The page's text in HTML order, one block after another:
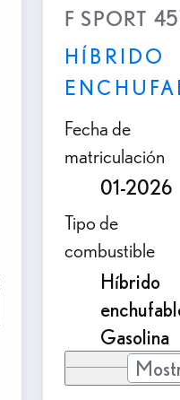
F SPORT
HÍBRIDO
Fecha de
matriculación
01-2026
Tipo de
combustible
Híbrido
Gasolina